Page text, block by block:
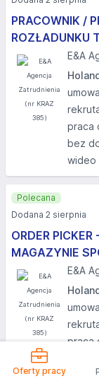
Oferty pracy
PRACOWNIK /
ROZŁADUNKU
E&A
praca
bez
wideo
ORDER
MAGAZYNIE
E&A
praca
Polecana
Dodana 2 sierpnia